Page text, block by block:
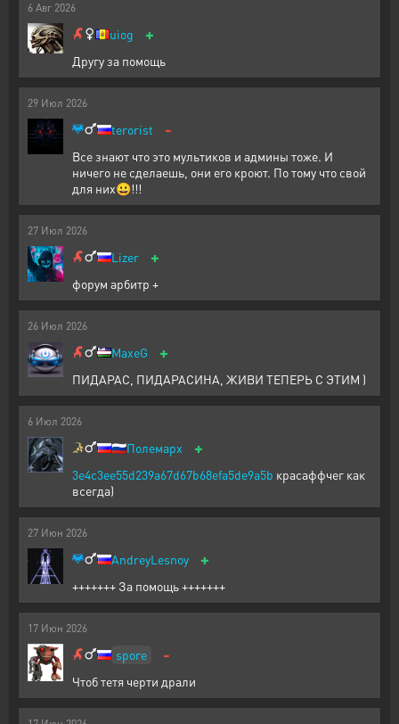
6 Авг 2026
uiog +
Другу за помощь
29 Июл 2026
terorist -
Все знают что это мультиков и админы тоже. И
ничего не сделаешь, они его кроют. По тому что свой
для них😀!!!
27 Июл 2026
Lizer +
форум арбитр +
26 Июл 2026
MaxeG +
ПИДАРАС, ПИДАРАСИНА, ЖИВИ ТЕПЕРЬ С ЭТИМ )
6 Июл 2026
🇷🇺Полемарх +
3e4c3ee55d239a67d67b68efa5de9a5b красаффчег как
всегда)
27 Июн 2026
AndreyLesnoy +
+++++++ За помощь +++++++
17 Июн 2026
spore -
Чтоб тетя черти драли